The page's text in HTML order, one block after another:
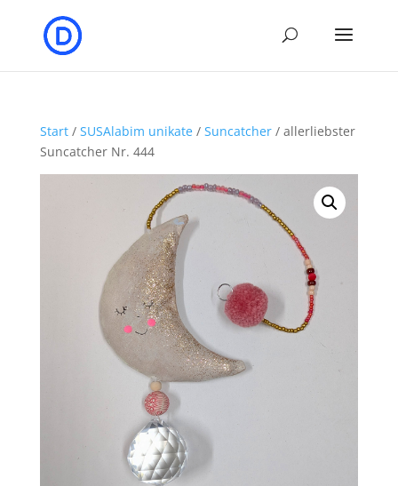
Start/ SUSAlabim unikate/ Suncatcher/ allerliebster
Suncatcher Nr. 444